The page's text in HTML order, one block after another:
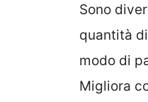
Sono
quantità
modo di
Migliora